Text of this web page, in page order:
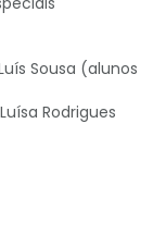
Sousa (alunos
Rodrigues